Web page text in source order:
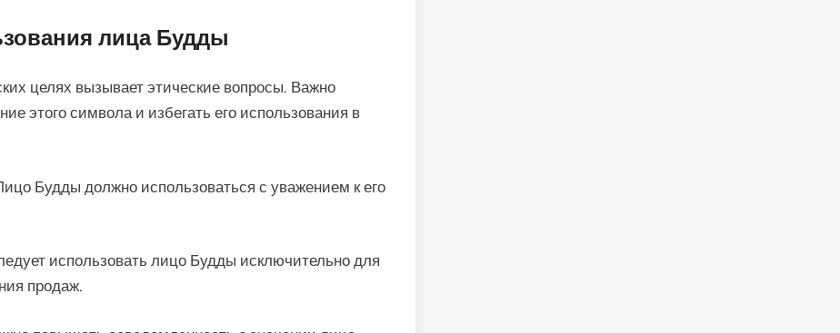
лица Будды
целях вызывает этические вопросы. Важно
этого символа и избегать его использования в
Будды должно использоваться с уважением к его
использовать лицо Будды исключительно для
продаж.